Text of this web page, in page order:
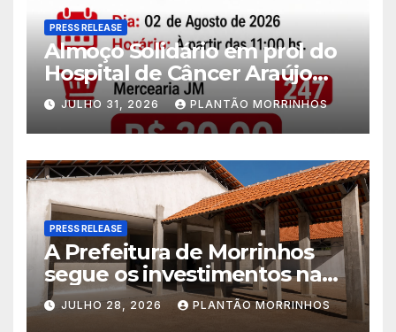
PRESS RELEASE
Almoço Solidário em prol do
Hospital de Câncer Araújo
Jorge é realizado no Jardim
América
JULHO 31, 2026 PLANTÃO MORRINHOS
PRESS RELEASE
A Prefeitura de Morrinhos
segue os investimentos na
educação. A obra da Escola
Municipal Eudóxio de
JULHO 28, 2026 PLANTÃO MORRINHOS